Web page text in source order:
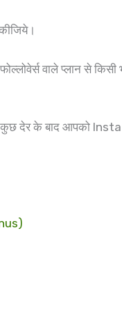
वाले प्लान से
देर के बाद आपको